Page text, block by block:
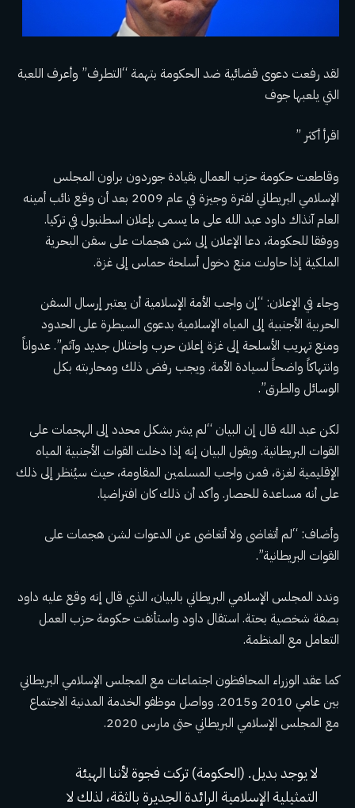
لقد رفعت دعوى قضائية ضد الحكومة بتهمة “التطرف” وأعرف اللعبة
التي يلعبها جوف
اقرأ أكثر ”
وقاطعت حكومة حزب العمال بقيادة جوردون براون المجلس
الإسلامي البريطاني لفترة وجيزة في عام 2009 بعد أن وقع نائب أمينه
العام آنذاك داود عبد الله على ما يسمى بإعلان اسطنبول في تركيا.
ووفقا للحكومة، دعا الإعلان إلى شن هجمات على سفن البحرية
الملكية إذا حاولت منع دخول أسلحة حماس إلى غزة.
وجاء في الإعلان: “إن واجب الأمة الإسلامية أن يعتبر إرسال السفن
الحربية الأجنبية إلى المياه الإسلامية بدعوى السيطرة على الحدود
ومنع تهريب الأسلحة إلى غزة إعلان حرب واحتلال جديد وآثم”. عدواناً
وانتهاكاً واضحاً لسيادة الأمة. ويجب رفض ذلك ومحاربته بكل
الوسائل والطرق”.
لكن عبد الله قال إن البيان “لم يشر بشكل محدد إلى الهجمات على
القوات البريطانية. ويقول البيان إنه إذا دخلت القوات الأجنبية المياه
الإقليمية لغزة، فمن واجب المسلمين المقاومة، حيث سيُنظر إلى ذلك
على أنه مساعدة للحصار. وأكد أن ذلك كان افتراضيا.
وأضاف: “لم أتغاضى ولا أتغاضى عن الدعوات لشن هجمات على
القوات البريطانية”.
وندد المجلس الإسلامي البريطاني بالبيان، الذي قال إنه وقع عليه داود
بصفة شخصية بحتة. استقال داود واستأنفت حكومة حزب العمل
التعامل مع المنظمة.
كما عقد الوزراء المحافظون اجتماعات مع المجلس الإسلامي البريطاني
بين عامي 2010 و2015. وواصل موظفو الخدمة المدنية الاجتماع
مع المجلس الإسلامي البريطاني حتى مارس 2020.
لا يوجد بديل. (الحكومة) تركت فجوة لأننا الهيئة
التمثيلية الإسلامية الرائدة الجديرة بالثقة، لذلك لا